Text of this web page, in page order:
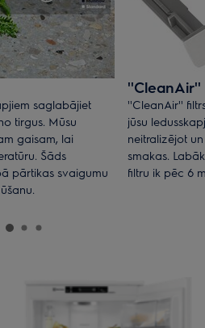
saglabājiet
tirgus. Mūsu
gaisam, lai
Šāds
pārtikas svaigumu
''CleanAir''
jūsu
neitralizējot
smakas.
filtru ik pēc 6